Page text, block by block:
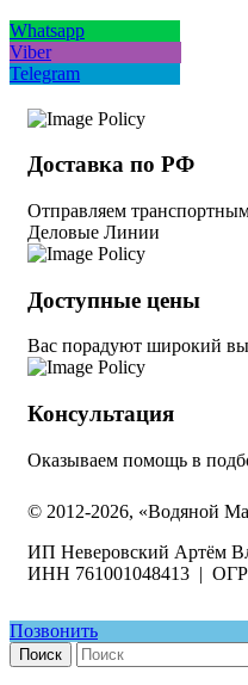
Whatsapp
Viber
Telegram
Доставка по РФ
Отправляем
Деловые Линии
Доступные цены
Вас порадуют широкий
Консультация
Оказываем помощь в
© 2012-2026, «Водяной
ИП Неверовский Артём
ИНН 761001048413 |
Позвонить
Поиск